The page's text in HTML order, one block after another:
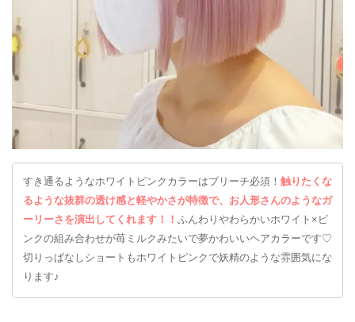
すき通るようなホワイトピンクカラーはブリーチ必須！ 触りたくな
るような抜群の透け感と軽やかさが特徴で、お人形さんのようなガ
ーリーさを演出してくれます！！ ふんわりやわらかいホワイト×ピ
ンクの組み合わせが苺ミルクみたいで夢かわいいヘアカラーです♡
切りっぱなしショートもホワイトピンクで妖精のような雰囲気にな
ります♪